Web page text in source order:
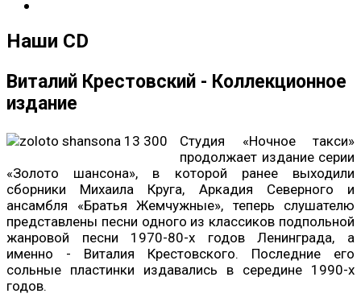
Наши CD
Виталий Крестовский - Коллекционное
издание
Студия «Ночное такси»
продолжает издание серии
«Золото шансона», в которой ранее выходили
сборники Михаила Круга, Аркадия Северного и
ансамбля «Братья Жемчужные», теперь слушателю
представлены песни одного из классиков подпольной
жанровой песни 1970-80-х годов Ленинграда, а
именно - Виталия Крестовского. Последние его
сольные пластинки издавались в середине 1990-х
годов.